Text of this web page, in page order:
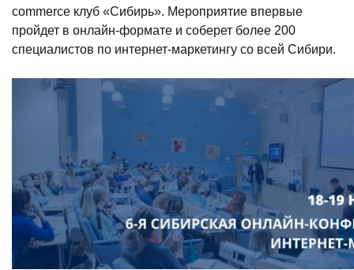
commerce клуб «Сибирь». Мероприятие впервые
пройдет в онлайн-формате и соберет более 200
специалистов по интернет-маркетингу со всей Сибири.